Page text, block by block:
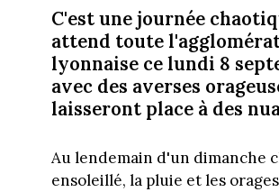
C'est une journée
attend toute
lyonnaise ce lundi 8
avec des averses
laisseront place à des
Au lendemain d'un dimanche
ensoleillé, la pluie et les